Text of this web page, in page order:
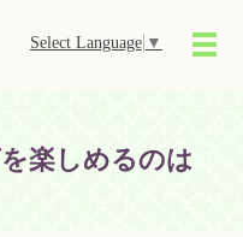
Select Language ▼
メ
楽しめるのは